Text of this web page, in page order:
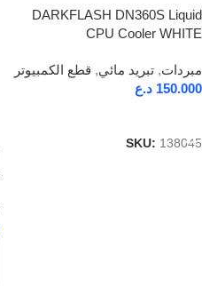
DARKFLASH DN360S Liquid
CPU Cooler WHITE
مبردات, تبريد مائي, قطع الكمبيوتر
150.000 د.ع
SKU: 138045